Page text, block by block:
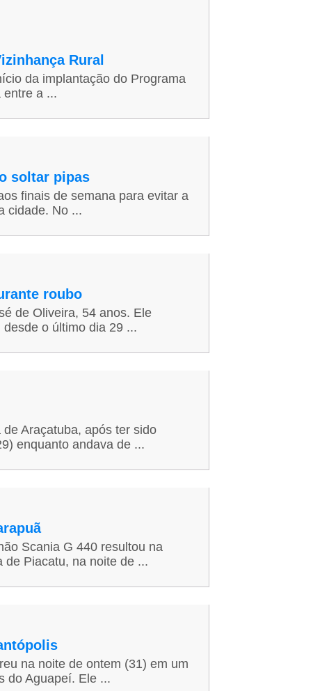
Rural
da implantação do Programa
entre a ...
soltar pipas
finais de semana para evitar a
cidade. No ...
roubo
de Oliveira, 54 anos. Ele
o último dia 29 ...
Araçatuba, após ter sido
enquanto andava de ...
Scania G 440 resultou na
de Piacatu, na noite de ...
na noite de ontem (31) em um
do Aguapeí. Ele ...